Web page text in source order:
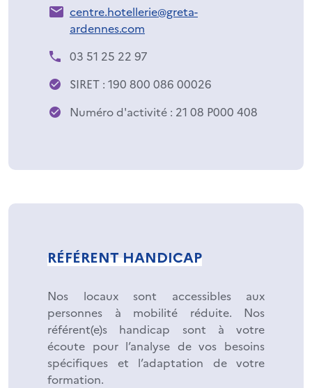
centre.hotellerie@greta-
ardennes.com
03 51 25 22 97
SIRET : 190 800 086 00026
Numéro d'activité : 21 08 P000 408
RÉFÉRENT HANDICAP
Nos locaux sont accessibles aux
personnes à mobilité réduite. Nos
référent(e)s handicap sont à votre
écoute pour l’analyse de vos besoins
spécifiques et l’adaptation de votre
formation.